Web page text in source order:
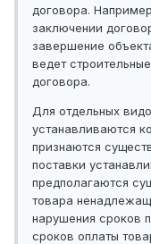
договора.
заключении
завершение
ведет
договора.
Для отдельных
устанавливаются
признаются
поставки
предполагаются
товара
нарушения сроков
сроков оплаты